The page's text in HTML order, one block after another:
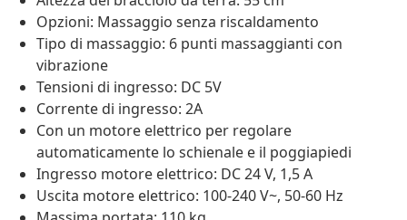
Opzioni: Massaggio senza riscaldamento
Tipo di massaggio: 6 punti massaggianti con
vibrazione
Tensioni di ingresso: DC 5V
Corrente di ingresso: 2A
Con un motore elettrico per regolare
automaticamente lo schienale e il poggiapiedi
Ingresso motore elettrico: DC 24 V, 1,5 A
Uscita motore elettrico: 100-240 V~, 50-60 Hz